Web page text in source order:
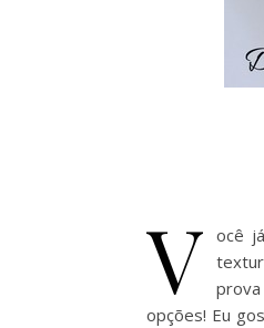
V ocê
opções! Eu